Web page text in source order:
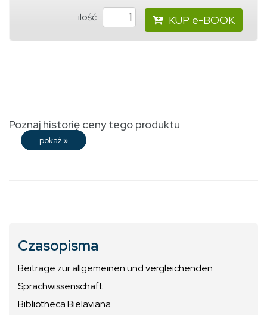
ilość KUP e-BOOK
Poznaj historię ceny tego produktu
pokaż »
Czasopisma
Beiträge zur allgemeinen und vergleichenden
Sprachwissenschaft
Bibliotheca Bielaviana